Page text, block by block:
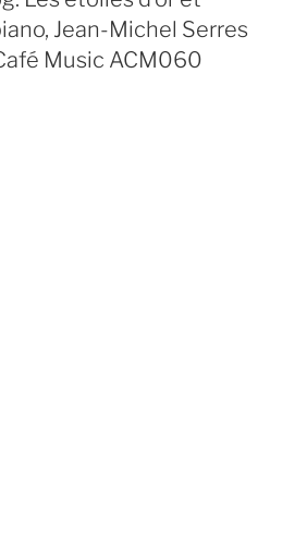
Jean-Michel Serres
Music ACM060